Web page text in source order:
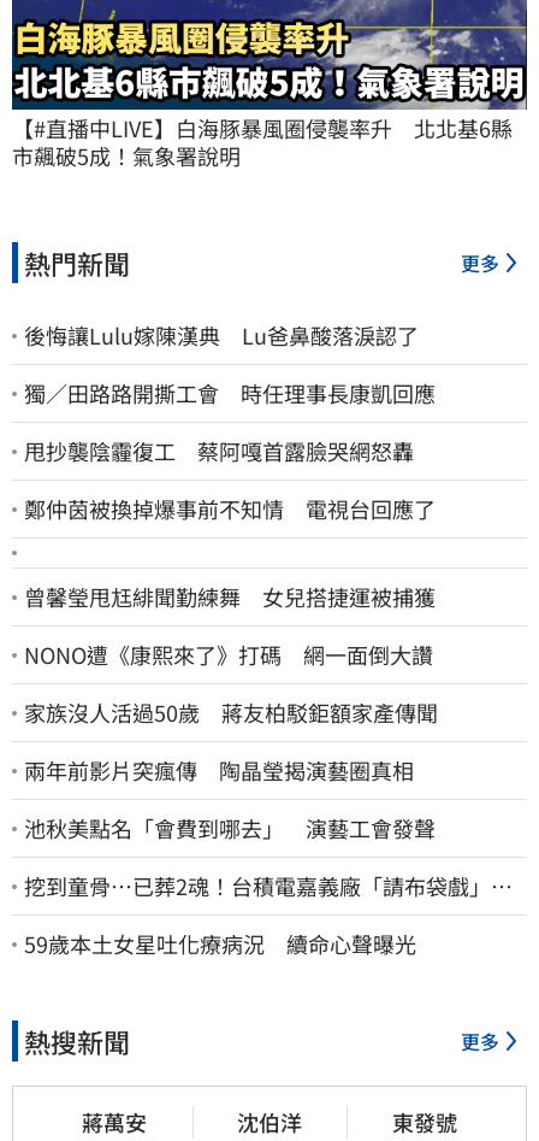
【#直播中LIVE】白海豚暴風圈侵襲率升　北北基6縣
市飆破5成！氣象署說明
熱門新聞 更多
後悔讓Lulu嫁陳漢典 Lu爸鼻酸落淚認了
獨／田路路開撕工會 時任理事長康凱回應
甩抄襲陰霾復工 蔡阿嘎首露臉哭網怒轟
鄭仲茵被換掉爆事前不知情 電視台回應了
曾馨瑩甩尪緋聞勤練舞 女兒搭捷運被捕獲
NONO遭《康熙來了》打碼 網一面倒大讚
家族沒人活過50歲 蔣友柏駁鉅額家產傳聞
兩年前影片突瘋傳 陶晶瑩揭演藝圈真相
池秋美點名「會費到哪去」 演藝工會發聲
挖到童骨…已葬2魂！台積電嘉義廠「請布袋戲」原
因曝
59歲本土女星吐化療病況 續命心聲曝光
熱搜新聞 更多
蔣萬安 沈伯洋 東發號